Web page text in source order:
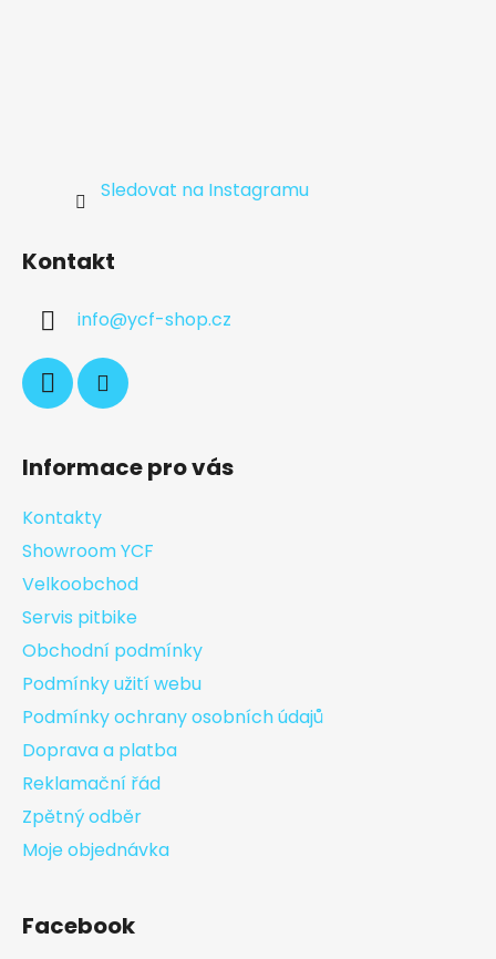
Sledovat na Instagramu
Kontakt
info@ycf-shop.cz
Informace pro vás
Kontakty
Showroom YCF
Velkoobchod
Servis pitbike
Obchodní podmínky
Podmínky užití webu
Podmínky ochrany osobních údajů
Doprava a platba
Reklamační řád
Zpětný odběr
Moje objednávka
Facebook